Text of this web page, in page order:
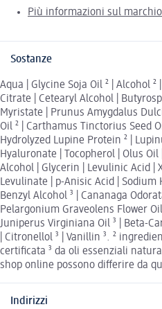
Più informazioni sul
Sostanze
Aqua | Glycine Soja Oil ² | Alcohol
Citrate | Cetearyl Alcohol |
Myristate | Prunus Amygdalus
Oil ² | Carthamus Tinctorius Seed
Hydrolyzed Lupine Protein ² |
Hyaluronate | Tocopherol | Olus
Alcohol | Glycerin | Levulinic Acid |
Levulinate | p-Anisic Acid | Sodium
Benzyl Alcohol ³ | Cananaga
Pelargonium Graveolens Flower Oil
Juniperus Virginiana Oil ³ | Beta-
| Citronellol ³ | Vanillin ³. ²
certificata ³ da oli essenziali
shop online possono differire da
Indirizzi